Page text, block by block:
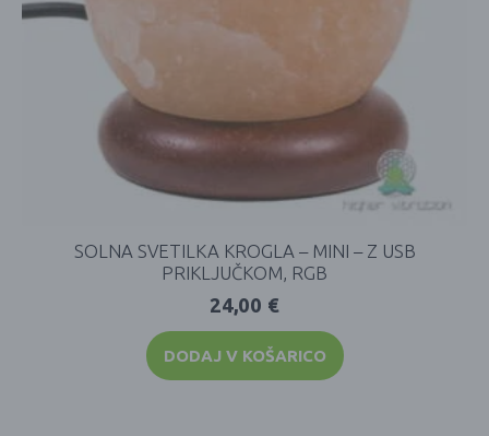
SOLNA SVETILKA KROGLA – MINI – Z USB
PRIKLJUČKOM, RGB
24,00 €
DODAJ V KOŠARICO